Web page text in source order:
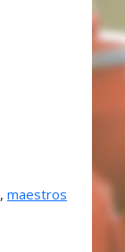
, maestros